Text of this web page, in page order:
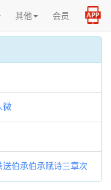
其他 会员
微
伯承伯承赋诗三章次